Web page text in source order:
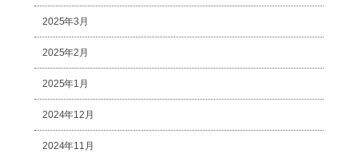
2025年3月
2025年2月
2025年1月
2024年12月
2024年11月